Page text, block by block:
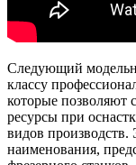
Следующий
классу
которые позволяют
ресурсы при
видов производств.
наименования,